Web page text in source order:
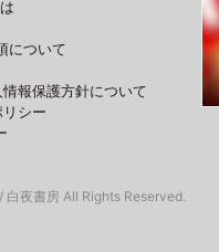
について
報保護方針について
シー
白夜書房 All Rights Reserved.